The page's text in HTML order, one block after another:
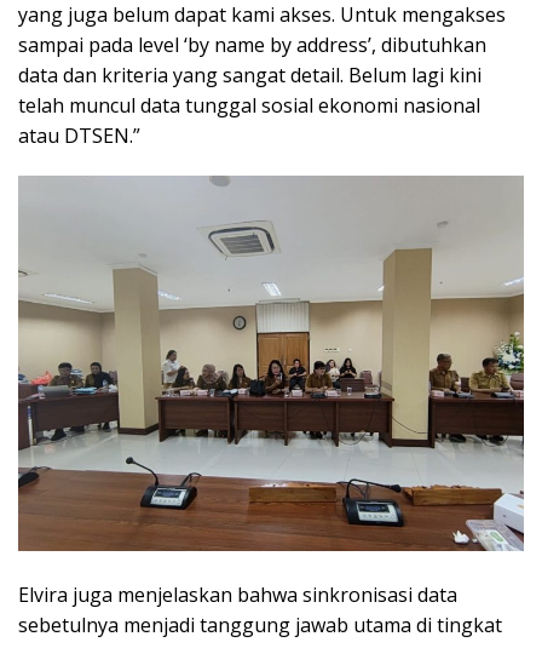
yang juga belum dapat kami akses. Untuk mengakses
sampai pada level ‘by name by address’, dibutuhkan
data dan kriteria yang sangat detail. Belum lagi kini
telah muncul data tunggal sosial ekonomi nasional
atau DTSEN.”
Elvira juga menjelaskan bahwa sinkronisasi data
sebetulnya menjadi tanggung jawab utama di tingkat